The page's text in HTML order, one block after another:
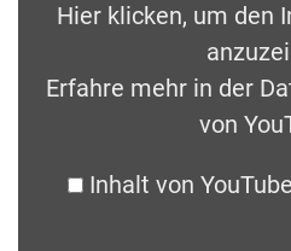
Hier klicken, um den
Erfahre mehr in der
von
Inhalt von